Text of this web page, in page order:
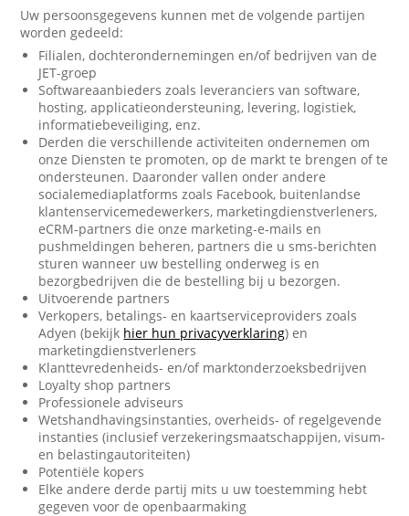
Uw persoonsgegevens kunnen met de volgende partijen
worden gedeeld:
Filialen, dochterondernemingen en/of bedrijven van de
JET-groep
Softwareaanbieders zoals leveranciers van software,
hosting, applicatieondersteuning, levering, logistiek,
informatiebeveiliging, enz.
Derden die verschillende activiteiten ondernemen om
onze Diensten te promoten, op de markt te brengen of te
ondersteunen. Daaronder vallen onder andere
socialemediaplatforms zoals Facebook, buitenlandse
klantenservicemedewerkers, marketingdienstverleners,
eCRM-partners die onze marketing-e-mails en
pushmeldingen beheren, partners die u sms-berichten
sturen wanneer uw bestelling onderweg is en
bezorgbedrijven die de bestelling bij u bezorgen.
Uitvoerende partners
Verkopers, betalings- en kaartserviceproviders zoals
Adyen (bekijk hier hun privacyverklaring) en
marketingdienstverleners
Klanttevredenheids- en/of marktonderzoeksbedrijven
Loyalty shop partners
Professionele adviseurs
Wetshandhavingsinstanties, overheids- of regelgevende
instanties (inclusief verzekeringsmaatschappijen, visum-
en belastingautoriteiten)
Potentiële kopers
Elke andere derde partij mits u uw toestemming hebt
gegeven voor de openbaarmaking